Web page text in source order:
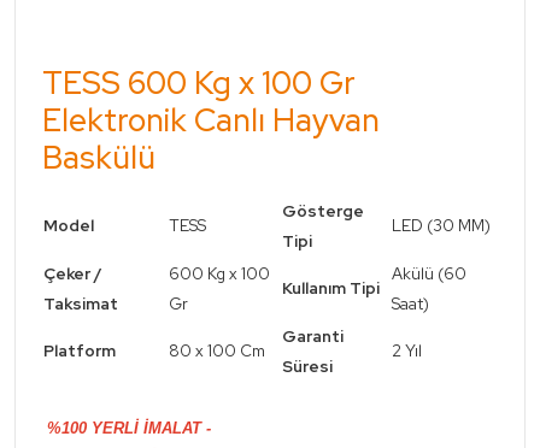
TESS 600 Kg x 100 Gr
Elektronik Canlı Hayvan
Baskülü
Model TESS
Gösterge
Tipi
LED (30 MM)
Çeker /
Taksimat
600 Kg x 100
Gr
Kullanım Tipi
Akülü (60
Saat)
Platform 80 x 100 Cm
Garanti
Süresi
2 Yıl
%100 YERLİ İMALAT -